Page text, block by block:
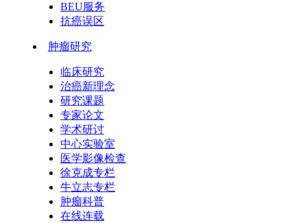
BEU服务
抗癌误区
肿瘤研究
临床研究
治癌新理念
研究课题
专家论文
学术研讨
中心实验室
医学影像检查
徐克成专栏
牛立志专栏
肿瘤科普
在线连载